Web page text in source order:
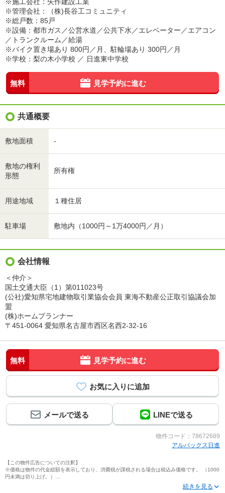
※管理会社：（株)長谷工コミュニティ
※総戸数：85戸
※設備：都市ガス／公営水道／公共下水／エレベーター／エアコン
／トランクルーム／給湯
※バイク置き場あり 800円／月、駐輪場あり 300円／月
※学校：梨の木小学校 ／ 日進東中学校
無料 見学予約に進む
共通概要
敷地面積 -
敷地の権利
形態
所有権
用途地域 １種住居
駐車場 敷地内（1000円～1万4000円／月）
会社情報
＜仲介＞
国土交通大臣（1）第011023号
(公社)愛知県宅地建物取引業協会会員 東海不動産公正取引協議会加
盟
(株)ホームプランナー
〒451-0064 愛知県名古屋市西区名西2-32-16
無料 見学予約に進む
メールで送る LINEで送る
物件コード：78672689
アルバックス日進
【この物件広告についての注釈】
※価格は物件の代金総額を表示しており、消費税が課税される場合は税込み価格です。 （1000
円未満は切り上げ。）
※写真に写っている、またはパース（絵）や間取り図に描かれている家具や車などは、特にコ